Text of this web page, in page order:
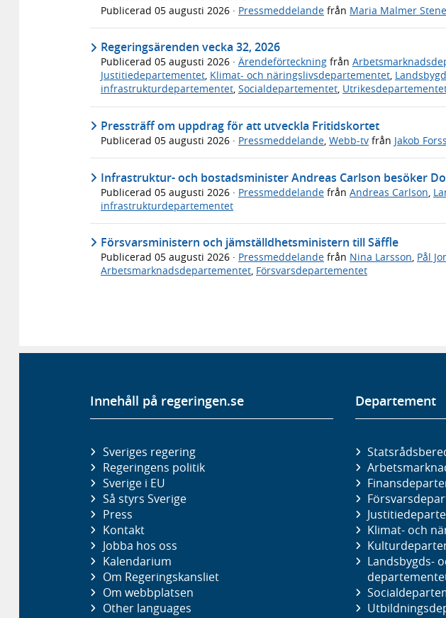
Publicerad 05 augusti 2026 · Pressmeddelande från Maria Malmer
Regeringsärenden vecka 32, 2026
Publicerad 05 augusti 2026 · Ärendeförteckning från
Justitiedepartementet, Klimat- och näringslivsdepartementet,
infrastrukturdepartementet, Socialdepartementet,
Pressträff om uppdrag för att utveckla Fritidskortet
Publicerad 05 augusti 2026 · Pressmeddelande, Webb-tv från Jakob
Infrastruktur- och bostadsminister Andreas Carlson besöker
Publicerad 05 augusti 2026 · Pressmeddelande från Andreas Carlson
infrastrukturdepartementet
Försvarsministern och jämställdhetsministern till Säffle
Publicerad 05 augusti 2026 · Pressmeddelande från Nina Larsson, Pål
Arbetsmarknadsdepartementet, Försvarsdepartementet
Innehåll på regeringen.se
Sveriges regering
Regeringens politik
Sverige i EU
Så styrs Sverige
Press
Kontakt
Jobba hos oss
Kalendarium
Om Regeringskansliet
Om webbplatsen
Other languages
Departement
Klimat- och
Landsbygds-